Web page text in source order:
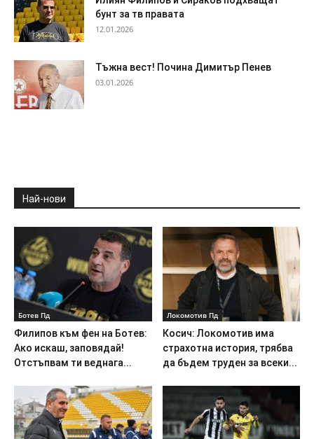
бунт за тв правата
12.01.2026
Тъжна вест! Почина Димитър Пенев
03.01.2026
Най-нови
Ботев Пд
Филипов към фен на Ботев:
Ако искаш, заповядай!
Отстъпвам ти веднага...
Локомотив Пд
Косич: Локомотив има
страхотна история, трябва
да бъдем труден за всеки...